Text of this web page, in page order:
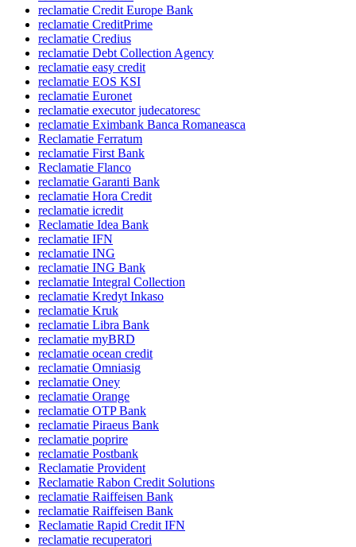
reclamatie Credit Europe Bank
reclamatie CreditPrime
reclamatie Credius
reclamatie Debt Collection Agency
reclamatie easy credit
reclamatie EOS KSI
reclamatie Euronet
reclamatie executor judecatoresc
reclamatie Eximbank Banca Romaneasca
Reclamatie Ferratum
reclamatie First Bank
Reclamatie Flanco
reclamatie Garanti Bank
reclamatie Hora Credit
reclamatie icredit
Reclamatie Idea Bank
reclamatie IFN
reclamatie ING
reclamatie ING Bank
reclamatie Integral Collection
reclamatie Kredyt Inkaso
reclamatie Kruk
reclamatie Libra Bank
reclamatie myBRD
reclamatie ocean credit
reclamatie Omniasig
reclamatie Oney
reclamatie Orange
reclamatie OTP Bank
reclamatie Piraeus Bank
reclamatie poprire
reclamatie Postbank
Reclamatie Provident
Reclamatie Rabon Credit Solutions
reclamatie Raiffeisen Bank
reclamatie Raiffeisen Bank
Reclamatie Rapid Credit IFN
reclamatie recuperatori